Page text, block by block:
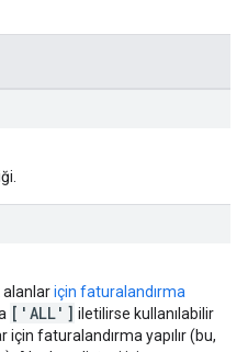
alanlariçin faturalandırma
['ALL'] iletilirse kullanılabilir
faturalandırma yapılır (bu,